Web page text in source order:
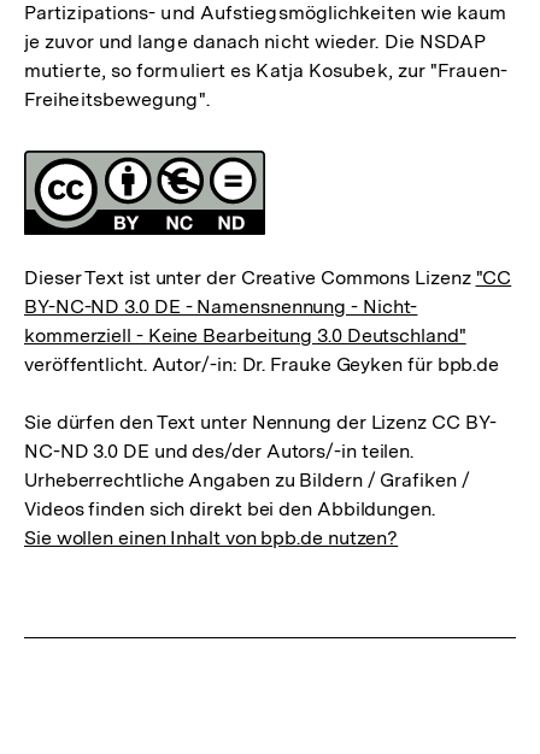
Partizipations- und Aufstiegsmöglichkeiten wie kaum
je zuvor und lange danach nicht wieder. Die NSDAP
mutierte, so formuliert es Katja Kosubek, zur "Frauen-
Freiheitsbewegung".
Fussnoten
Lizenz
Dieser Text ist unter der Creative Commons Lizenz "CC
BY-NC-ND 3.0 DE - Namensnennung - Nicht-
kommerziell - Keine Bearbeitung 3.0 Deutschland"
veröffentlicht. Autor/-in: Dr. Frauke Geyken für bpb.de
Sie dürfen den Text unter Nennung der Lizenz CC BY-
NC-ND 3.0 DE und des/der Autors/-in teilen.
Urheberrechtliche Angaben zu Bildern / Grafiken /
Videos finden sich direkt bei den Abbildungen.
Sie wollen einen Inhalt von bpb.de nutzen?